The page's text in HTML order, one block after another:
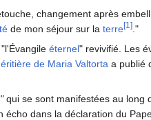
changement après
de mon séjour sur la terre[1] ."
éternel" revivifié. Les
de Maria Valtorta a publié
qui se sont manifestées au long
écho dans la déclaration du